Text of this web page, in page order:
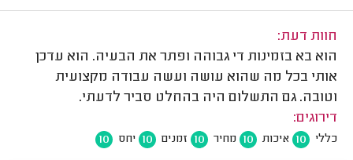
חוות דעת:
הוא בא בזמינות די גבוהה ופתר את הבעיה. הוא עדכן
אותי בכל מה שהוא עושה ועשה עבודה מקצועית
וטובה. גם התשלום היה בהחלט סביר לדעתי.
דירוגים:
כללי 10 איכות 10 מחיר 10 זמנים 10 יחס 10